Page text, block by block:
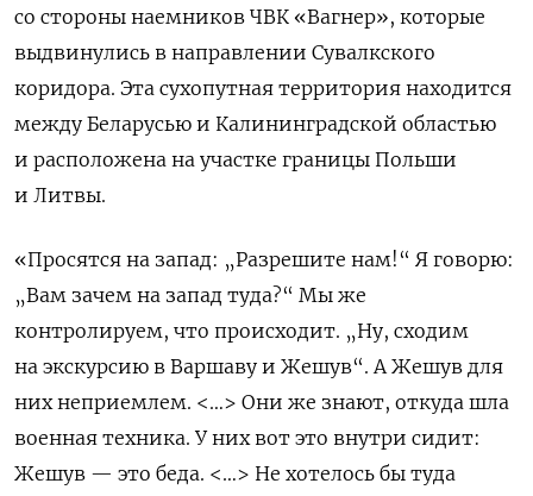
со стороны наемников ЧВК «Вагнер», которые
выдвинулись в направлении Сувалкского
коридора. Эта сухопутная территория находится
между Беларусью и Калининградской областью
и расположена на участке границы Польши
и Литвы.
«Просятся на запад: „Разрешите нам!“ Я говорю:
„Вам зачем на запад туда?“ Мы же
контролируем, что происходит. „Ну, сходим
на экскурсию в Варшаву и Жешув“. А Жешув для
них неприемлем. <…> Oни же знают, откуда шла
военная техника. У них вот это внутри сидит:
Жешув — это беда. <…> Не хотелось бы туда